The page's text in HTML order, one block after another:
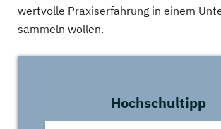
wertvolle Praxiserfahrung in einem
sammeln wollen.
Hochschultipp